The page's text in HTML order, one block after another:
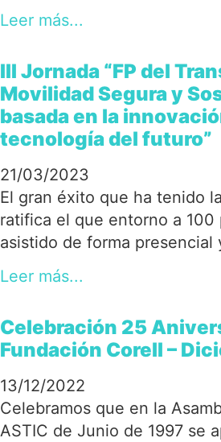
Leer más...
III Jornada “FP del
Movilidad Segura y
basada en la
tecnología del futuro”
21/03/2023
El gran éxito que ha tenido
ratifica el que entorno a 100
asistido de forma presencial
Leer más...
Celebración 25
Fundación Corell –
13/12/2022
Celebramos que en la
ASTIC de Junio de 1997 se